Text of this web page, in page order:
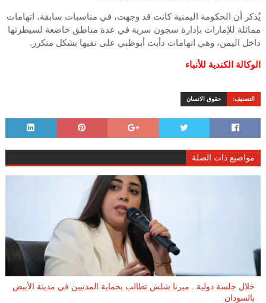
يُذكر أن الحكومة اليمنية كانت قد وجهت، في مناسبات سابقة، اتهامات
مماثلة للإمارات بإدارة سجون سرية في عدة مناطق خاضعة لسيطرتها
داخل اليمن، وهي اتهامات دأبت أبوظبي على نفيها بشكل متكرر.
الوكالة الكندية للأنباء
التصنيف: حقوق الانسان
مواضيع ذات الصلة
خلال جلسة دولية.. ميرنا شلش تطالب بحماية المدنيين في مدينة الأبيض
بالسودان